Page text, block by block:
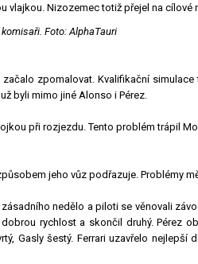
vlajkou. Nizozemec totiž přejel na
Foto: AlphaTauri
zpomalovat. Kvalifikační
byli mimo jiné Alonso i Pérez.
při rozjezdu. Tento problém trápil
jeho vůz podřazuje. Problémy
nedělo a piloti se věnovali
rychlost a skončil druhý. Pérez
Gasly šestý. Ferrari uzavřelo